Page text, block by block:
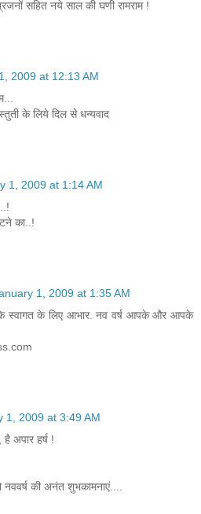
सहित नये साल की घणी रामराम !
2009 at 12:13 AM
के लिये दिल से धन्यवाद
1, 2009 at 1:14 AM
का..!
1, 2009 at 1:35 AM
स्वागत के लिए आभार. नव वर्ष आपके और आपके
1, 2009 at 3:49 AM
है अपार हर्ष !
की अनंत शुभकामनाएं....